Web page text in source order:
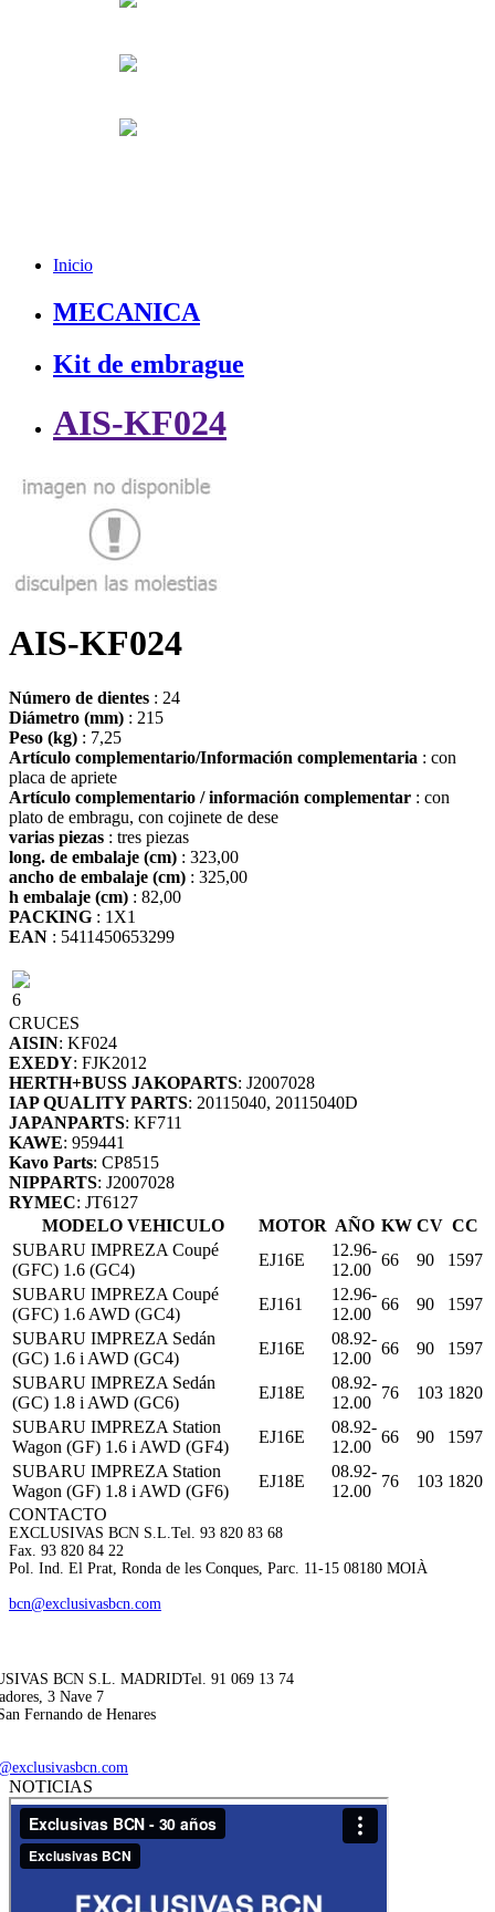
Inicio
MECANICA
Kit de embrague
AIS-KF024
AIS-KF024
Número de dientes : 24
Diámetro (mm) : 215
Peso (kg) : 7,25
Artículo complementario/Información complementaria : con
placa de apriete
Artículo complementario / información complementar : con
plato de embragu, con cojinete de dese
varias piezas : tres piezas
long. de embalaje (cm) : 323,00
ancho de embalaje (cm) : 325,00
h embalaje (cm) : 82,00
PACKING : 1X1
EAN : 5411450653299
6
CRUCES
AISIN: KF024
EXEDY: FJK2012
HERTH+BUSS JAKOPARTS: J2007028
IAP QUALITY PARTS: 20115040, 20115040D
JAPANPARTS: KF711
KAWE: 959441
Kavo Parts: CP8515
NIPPARTS: J2007028
RYMEC: JT6127
MODELO VEHICULO
MOTOR AÑO KW CV CC
SUBARU IMPREZA Coupé
(GFC) 1.6 (GC4)
EJ16E
12.96-
12.00
66 90
1597
SUBARU IMPREZA Coupé
(GFC) 1.6 AWD (GC4)
EJ161
12.96-
12.00
66 90
1597
SUBARU IMPREZA Sedán
(GC) 1.6 i AWD (GC4)
EJ16E
08.92-
12.00
66 90
1597
SUBARU IMPREZA Sedán
(GC) 1.8 i AWD (GC6)
EJ18E
08.92-
12.00
76 103 1820
SUBARU IMPREZA Station
Wagon (GF) 1.6 i AWD (GF4)
EJ16E
08.92-
12.00
66 90
1597
SUBARU IMPREZA Station
Wagon (GF) 1.8 i AWD (GF6)
EJ18E
08.92-
12.00
76 103 1820
CONTACTO
EXCLUSIVAS BCN S.L. Tel. 93 820 83 68
Fax. 93 820 84 22
Pol. Ind. El Prat, Ronda de les Conques, Parc. 11-15 08180 MOIÀ
bcn@exclusivasbcn.com
BCN S.L. MADRIDTel. 91 069 13 74
3 Nave 7
Fernando de Henares
NOTICIAS